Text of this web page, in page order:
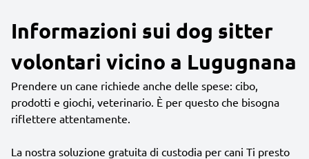
Informazioni sui dog sitter
volontari vicino a Lugugnana
Prendere un cane richiede anche delle spese: cibo,
prodotti e giochi, veterinario. È per questo che bisogna
riflettere attentamente.
La nostra soluzione gratuita di custodia per cani Ti presto